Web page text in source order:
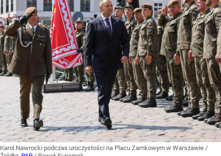
Karol Nawrocki podczas uroczystości na Placu Zamkowym w Warszawie /